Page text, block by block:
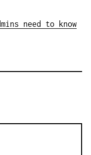
need to know